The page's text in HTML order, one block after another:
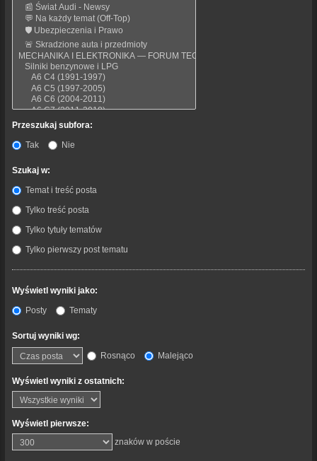
Przeszukaj subfora:
Tak
Nie
Szukaj w:
Temat i treść posta
Tylko treść posta
Tylko tytuły tematów
Tylko pierwszy post tematu
Wyświetl wyniki jako:
Posty
Tematy
Sortuj wyniki wg:
Rosnąco
Malejąco
Wyświetl wyniki z ostatnich:
Wyświetl pierwsze:
znaków w poście